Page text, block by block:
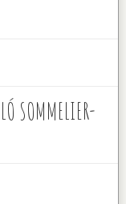
SOMMELIER-